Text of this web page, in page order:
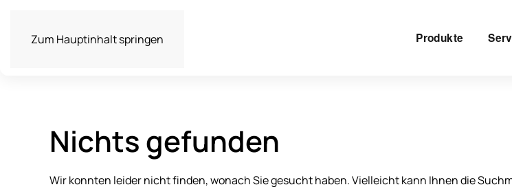
Zum Hauptinhalt springen Produkte
Nichts gefunden
Wir konnten leider nicht finden, wonach Sie gesucht haben. Vielleicht kann Ihnen die